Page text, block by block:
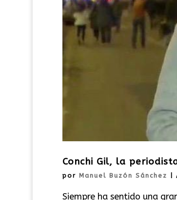
Conchi Gil, la
por Manuel Buzón Sánchez
Siempre ha sentido una